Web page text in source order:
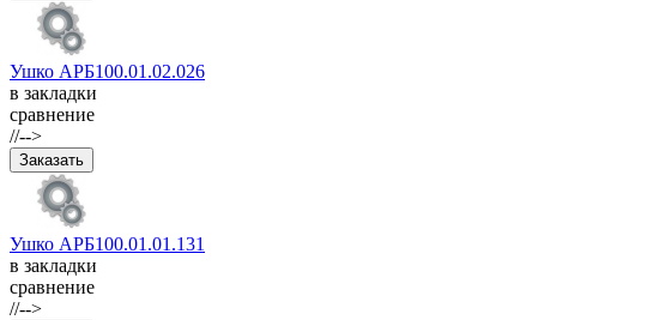
Ушко АРБ100.01.02.026
в закладки
сравнение
//-->
Ушко АРБ100.01.01.131
в закладки
сравнение
//-->